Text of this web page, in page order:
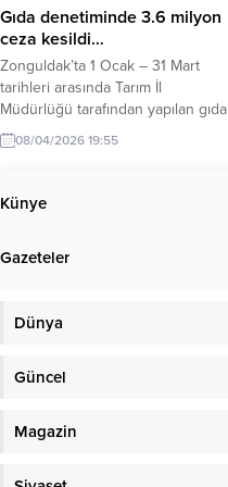
Gıda denetiminde 3.6 milyon
ceza kesildi…
Zonguldak’ta 1 Ocak – 31 Mart
tarihleri arasında Tarım İl
Müdürlüğü tarafından yapılan gıda
denetiminde 3 milyon 610 bin 273
TL. ceza kesildi. T.C. Tarım ve
Orman Müdürlüğü, 2026 yılının ilk
üç ayına ilişkin gıda denetim
2026...
08/04/2026 19:55
Künye
Gazeteler
Dünya
Güncel
Magazin